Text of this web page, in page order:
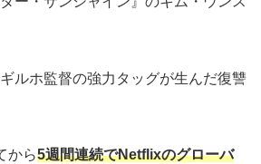
ルホ監督の強力タッグが生んだ復讐
から5週間連続でNetflixのグローバ